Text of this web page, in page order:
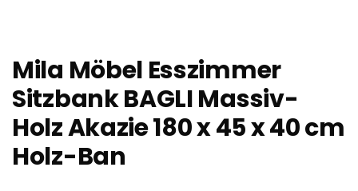
Mila Möbel Esszimmer
Sitzbank BAGLI Massiv-
Holz Akazie 180 x 45 x 40 cm
Holz-Ban